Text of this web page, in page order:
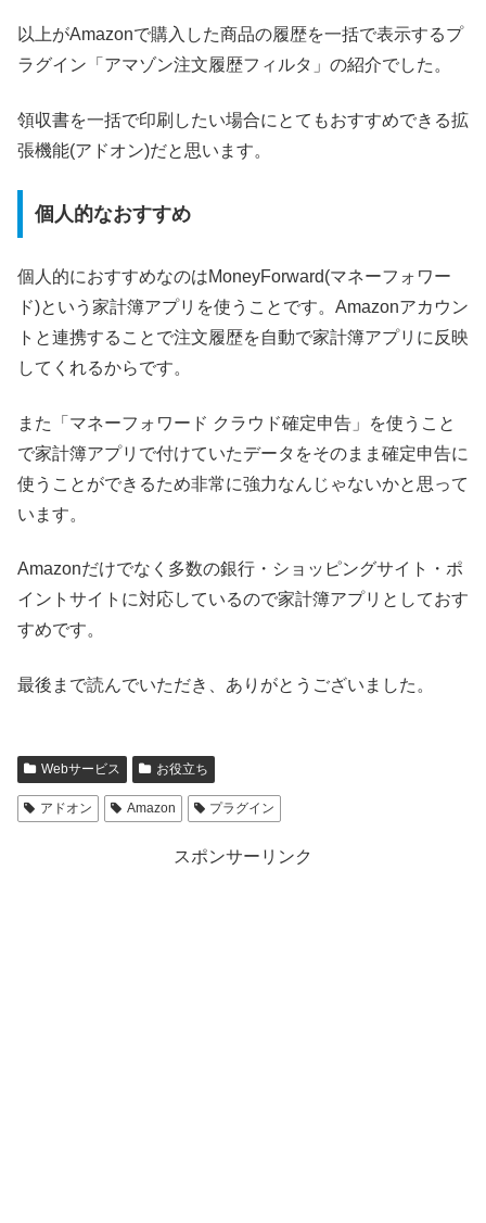
以上がAmazonで購入した商品の履歴を一括で表示するプ
ラグイン「アマゾン注文履歴フィルタ」の紹介でした。
領収書を一括で印刷したい場合にとてもおすすめできる拡
張機能(アドオン)だと思います。
個人的なおすすめ
個人的におすすめなのはMoneyForward(マネーフォワー
ド)という家計簿アプリを使うことです。Amazonアカウン
トと連携することで注文履歴を自動で家計簿アプリに反映
してくれるからです。
また「マネーフォワード クラウド確定申告」を使うこと
で家計簿アプリで付けていたデータをそのまま確定申告に
使うことができるため非常に強力なんじゃないかと思って
います。
Amazonだけでなく多数の銀行・ショッピングサイト・ポ
イントサイトに対応しているので家計簿アプリとしておす
すめです。
最後まで読んでいただき、ありがとうございました。
Webサービス お役立ち
アドオン Amazon プラグイン
スポンサーリンク